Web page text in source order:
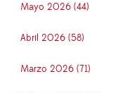
Mayo 2026 (44)
Abril 2026 (58)
Marzo 2026 (71)